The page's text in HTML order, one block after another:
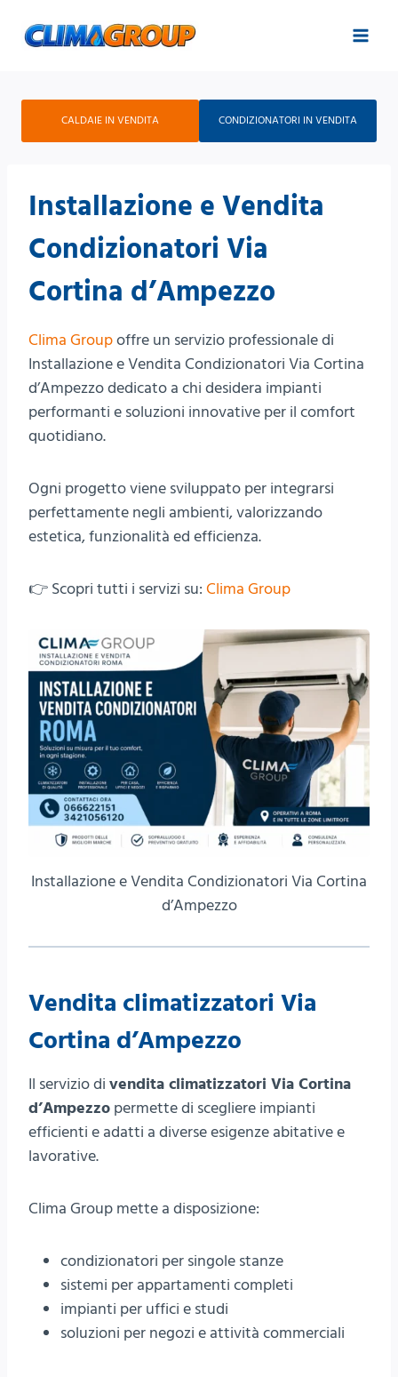
CALDAIE IN VENDITA CONDIZIONATORI IN VENDITA
Installazione e Vendita
Condizionatori Via
Cortina d’Ampezzo
Clima Groupoffre un servizio professionale di
Installazione e Vendita Condizionatori Via Cortina
d’Ampezzo dedicato a chi desidera impianti
performanti e soluzioni innovative per il comfort
quotidiano.
Ogni progetto viene sviluppato per integrarsi
perfettamente negli ambienti, valorizzando
estetica, funzionalità ed efficienza.
👉 Scopri tutti i servizi su: Clima Group
Installazione e Vendita Condizionatori Via Cortina
d’Ampezzo
Vendita climatizzatori Via
Cortina d’Ampezzo
Il servizio di vendita climatizzatori Via Cortina
d’Ampezzo permette di scegliere impianti
efficienti e adatti a diverse esigenze abitative e
lavorative.
Clima Group mette a disposizione:
condizionatori per singole stanze
sistemi per appartamenti completi
impianti per uffici e studi
soluzioni per negozi e attività commerciali